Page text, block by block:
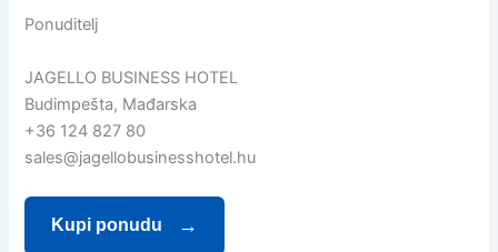
Ponuditelj
JAGELLO BUSINESS HOTEL
Budimpešta, Mađarska
+36 124 827 80
sales@jagellobusinesshotel.hu
Kupi ponudu